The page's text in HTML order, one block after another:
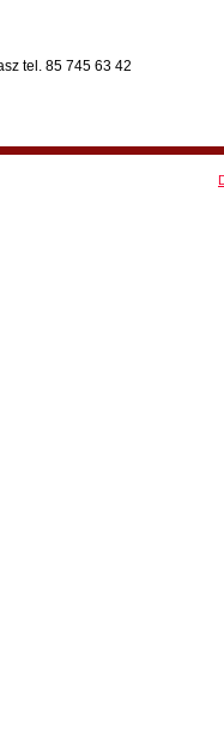
tel. 85 745 63 42